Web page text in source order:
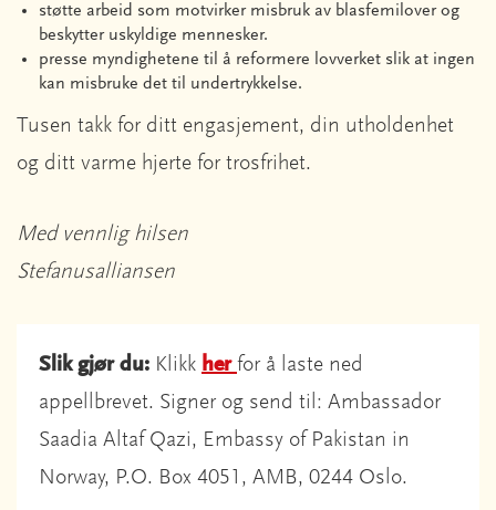
støtte arbeid som motvirker misbruk av blasfemilover og
beskytter uskyldige mennesker.
presse myndighetene til å reformere lovverket slik at ingen
kan misbruke det til undertrykkelse.
Tusen takk for ditt engasjement, din utholdenhet
og ditt varme hjerte for trosfrihet.
Med vennlig hilsen
Stefanusalliansen
Slik gjør du: Klikk her for å laste ned
appellbrevet. Signer og send til: Ambassador
Saadia Altaf Qazi, Embassy of Pakistan in
Norway, P.O. Box 4051, AMB, 0244 Oslo.